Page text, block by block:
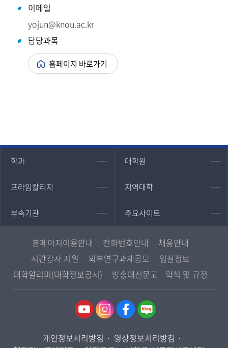
이메일
yojun@knou.ac.kr
담당과목
홈페이지 바로가기
학과
인문과학대학
국어국문학과
영어영문학과
일본학과
사회과학대학
무역학과
대학원
대학원
대학원
경영대학원
프라임칼리지
프라임칼리지
학사학위과정
평생교육과정
지역대학
지역대학
지역대학 포털
서울지역대학
대구경북지역대학
인천지역대학
광주전남지역대학
울산지역대학
경기지역대학
강원지역대학
부속기관
부속기관
중앙도서관
원격교육혁신연구원
종합교육연수원
교양교육원
국제협력단
주요사이트
주요사이트
멘토링
진로심리상담
교육정보화본부
국립대학육성사업
홈페이지이용안내 전화번호안내
채용안내
시간강사 지원
외부연구과제공모
입찰정보
대학알리미(대학정보공시)
방송대신문고 학칙 및 규정
개인정보처리방침
영상정보처리방침